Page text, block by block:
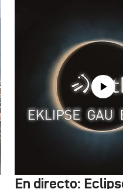
En directo: